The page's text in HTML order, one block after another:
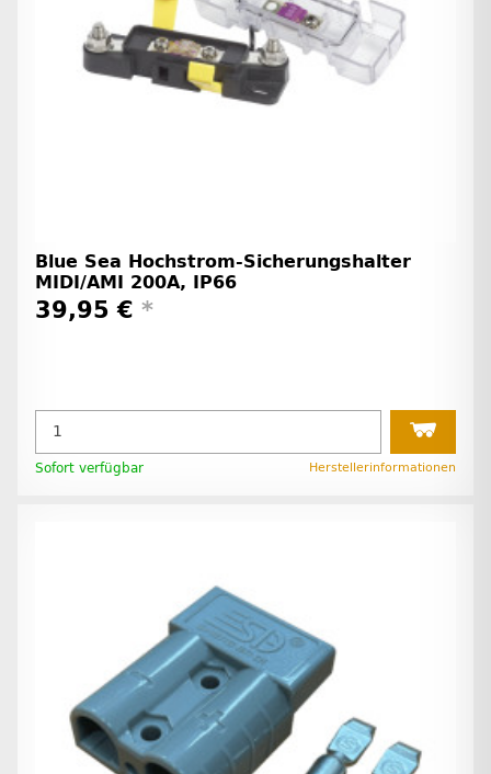
Blue Sea Hochstrom-Sicherungshalter
MIDI/AMI 200A, IP66
39,95 € *
Sofort verfügbar Herstellerinformationen